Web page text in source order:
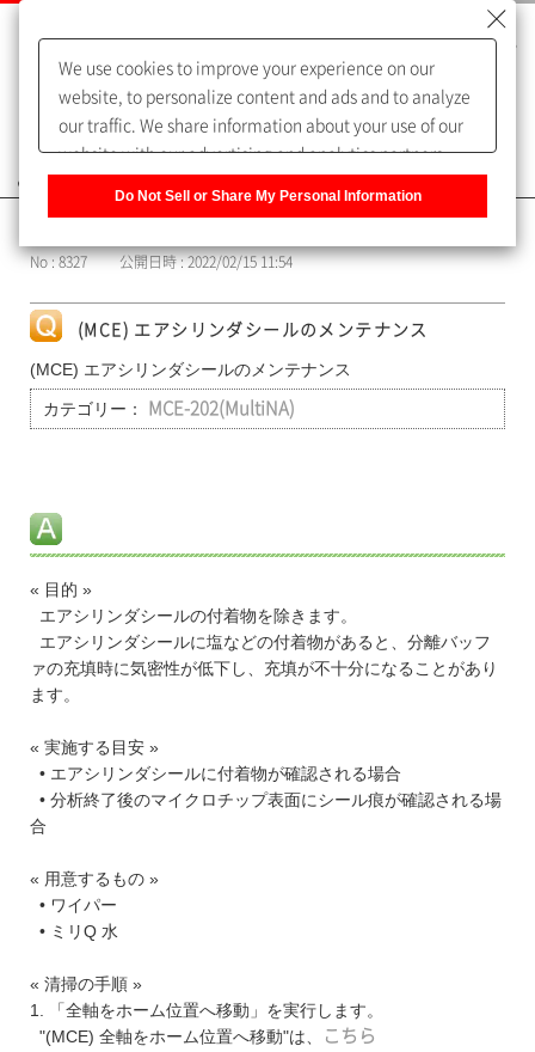
よくあるご質問（FAQ）
No : 8327 公開日時 : 2022/02/15 11:54
(MCE) エアシリンダシールのメンテナンス
(MCE) エアシリンダシールのメンテナンス
カテゴリー： MCE-202(MultiNA)
« 目的 »
エアシリンダシールの付着物を除きます。
エアシリンダシールに塩などの付着物があると、分離バッフ
ァの充填時に気密性が低下し、充填が不十分になることがあり
ます。
« 実施する目安 »
• エアシリンダシールに付着物が確認される場合
• 分析終了後のマイクロチップ表面にシール痕が確認される場
合
« 用意するもの »
• ワイパー
• ミリQ 水
« 清掃の手順 »
1. 「全軸をホーム位置へ移動」を実行します。
"(MCE) 全軸をホーム位置へ移動"は、
こちら
We use cookies to improve your experience on our
website, to personalize content and ads and to analyze
our traffic. We share information about your use of our
website with our advertising and analytics partners,
of our sharing information about you with our partners.
Information] to customize your cookie settings on our
Do Not Sell or Share My Personal Information